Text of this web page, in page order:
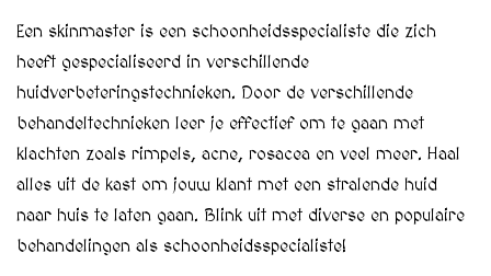
Een skinmaster is een schoonheidsspecialiste die zich
heeft gespecialiseerd in verschillende
huidverbeteringstechnieken. Door de verschillende
behandeltechnieken leer je effectief om te gaan met
klachten zoals rimpels, acne, rosacea en veel meer. Haal
alles uit de kast om jouw klant met een stralende huid
naar huis te laten gaan. Blink uit met diverse en populaire
behandelingen als schoonheidsspecialiste!